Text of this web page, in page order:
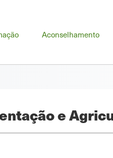
Aconselhamento
e